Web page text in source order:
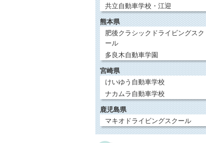
共立自動車学校・江迎
熊本県
肥後クラシックドライビングスク
ール
多良木自動車学園
宮崎県
けいゆう自動車学校
ナカムラ自動車学校
鹿児島県
マキオドライビングスクール